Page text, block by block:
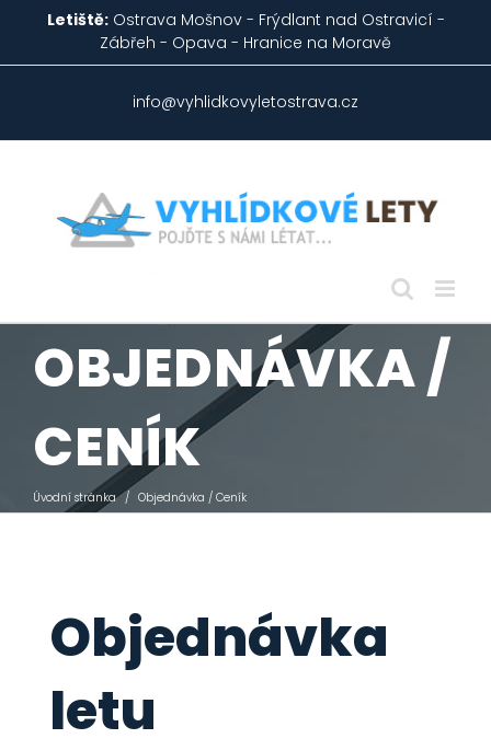
Letiště:Ostrava Mošnov - Frýdlant nad Ostravicí -
Zábřeh - Opava - Hranice na Moravě
info@vyhlidkovyletostrava.cz
OBJEDNÁVKA /
CENÍK
Úvodní stránka / Objednávka / Ceník
Objednávka
letu